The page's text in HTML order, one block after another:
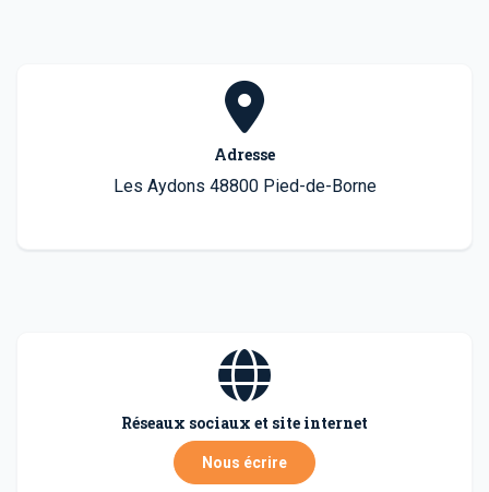
Adresse
Les Aydons 48800 Pied-de-Borne
Réseaux sociaux et site internet
Nous écrire